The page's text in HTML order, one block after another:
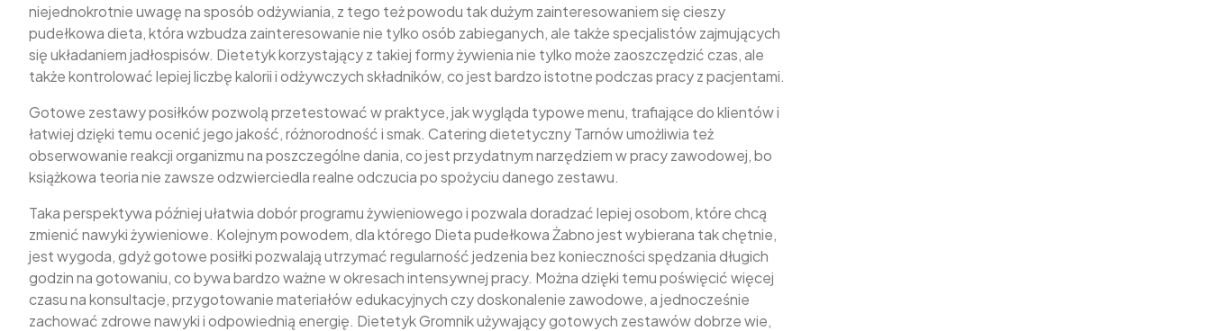
niejednokrotnie uwagę na sposób odżywiania, z tego też powodu tak dużym zainteresowaniem się cieszy
pudełkowa dieta, która wzbudza zainteresowanie nie tylko osób zabieganych, ale także specjalistów zajmujących
się układaniem jadłospisów. Dietetyk korzystający z takiej formy żywienia nie tylko może zaoszczędzić czas, ale
także kontrolować lepiej liczbę kalorii i odżywczych składników, co jest bardzo istotne podczas pracy z pacjentami.
Gotowe zestawy posiłków pozwolą przetestować w praktyce, jak wygląda typowe menu, trafiające do klientów i
łatwiej dzięki temu ocenić jego jakość, różnorodność i smak. Catering dietetyczny Tarnów umożliwia też
obserwowanie reakcji organizmu na poszczególne dania, co jest przydatnym narzędziem w pracy zawodowej, bo
książkowa teoria nie zawsze odzwierciedla realne odczucia po spożyciu danego zestawu.
Taka perspektywa później ułatwia dobór programu żywieniowego i pozwala doradzać lepiej osobom, które chcą
zmienić nawyki żywieniowe. Kolejnym powodem, dla którego Dieta pudełkowa Żabno jest wybierana tak chętnie,
jest wygoda, gdyż gotowe posiłki pozwalają utrzymać regularność jedzenia bez konieczności spędzania długich
godzin na gotowaniu, co bywa bardzo ważne w okresach intensywnej pracy. Można dzięki temu poświęcić więcej
czasu na konsultacje, przygotowanie materiałów edukacyjnych czy doskonalenie zawodowe, a jednocześnie
zachować zdrowe nawyki i odpowiednią energię. Dietetyk Gromnik używający gotowych zestawów dobrze wie,